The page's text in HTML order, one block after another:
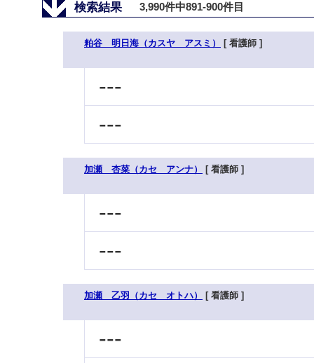
検索結果 3,990件中891-900件目
粕谷 明日海（カスヤ アスミ） [ 看護師 ]
---
---
加瀬 杏菜（カセ アンナ） [ 看護師 ]
---
---
加瀬 乙羽（カセ オトハ） [ 看護師 ]
---